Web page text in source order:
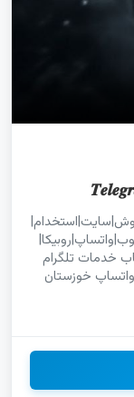
خدمات تلگرام
خوزستان
بلوچستان|فارس|
هرمزگان|لینکدونی
رودان|اینستاگرام